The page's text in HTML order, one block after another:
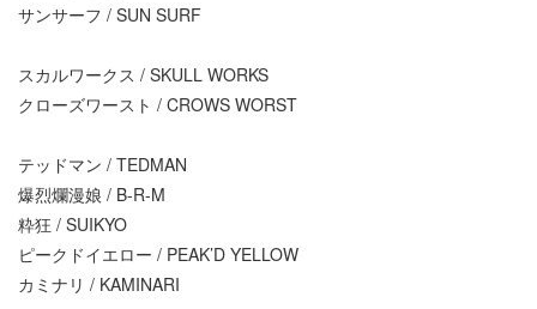
サンサーフ / SUN SURF
スカルワークス / SKULL WORKS
クローズワースト / CROWS WORST
テッドマン / TEDMAN
爆烈爛漫娘 / B-R-M
粋狂 / SUIKYO
ピークドイエロー / PEAK’D YELLOW
カミナリ / KAMINARI